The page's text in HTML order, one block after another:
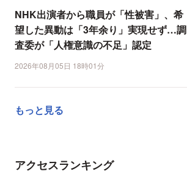
NHK出演者から職員が「性被害」、希
望した異動は「3年余り」実現せず…調
査委が「人権意識の不足」認定
2026年08月05日 18時01分
もっと見る
アクセスランキング